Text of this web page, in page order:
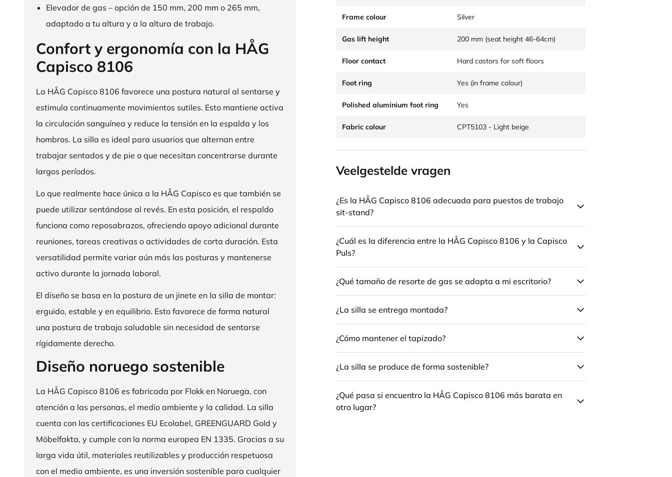
Elevador de gas – opción de 150 mm, 200 mm o 265 mm,
adaptado a tu altura y a la altura de trabajo.
Confort y ergonomía con la HÅG
Capisco 8106
La HÅG Capisco 8106 favorece una postura natural al sentarse y
estimula continuamente movimientos sutiles. Esto mantiene activa
la circulación sanguínea y reduce la tensión en la espalda y los
hombros. La silla es ideal para usuarios que alternan entre
trabajar sentados y de pie o que necesitan concentrarse durante
largos períodos.
Lo que realmente hace única a la HÅG Capisco es que también se
puede utilizar sentándose al revés. En esta posición, el respaldo
funciona como reposabrazos, ofreciendo apoyo adicional durante
reuniones, tareas creativas o actividades de corta duración. Esta
versatilidad permite variar aún más las posturas y mantenerse
activo durante la jornada laboral.
El diseño se basa en la postura de un jinete en la silla de montar:
erguido, estable y en equilibrio. Esto favorece de forma natural
una postura de trabajo saludable sin necesidad de sentarse
rígidamente derecho.
Diseño noruego sostenible
La HÅG Capisco 8106 es fabricada por Flokk en Noruega, con
atención a las personas, el medio ambiente y la calidad. La silla
cuenta con las certificaciones EU Ecolabel, GREENGUARD Gold y
Möbelfakta, y cumple con la norma europea EN 1335. Gracias a su
larga vida útil, materiales reutilizables y producción respetuosa
con el medio ambiente, es una inversión sostenible para cualquier
Frame colour Silver
Gas lift height 200 mm (seat height 46-64cm)
Floor contact Hard castors for soft floors
Foot ring Yes (in frame colour)
Polished aluminium foot ring Yes
Fabric colour CPT5103 - Light beige
Veelgestelde vragen
¿Es la HÅG Capisco 8106 adecuada para puestos de trabajo
sit-stand?
¿Cuál es la diferencia entre la HÅG Capisco 8106 y la Capisco
Puls?
¿Qué tamaño de resorte de gas se adapta a mi escritorio?
¿La silla se entrega montada?
¿Cómo mantener el tapizado?
¿La silla se produce de forma sostenible?
¿Qué pasa si encuentro la HÅG Capisco 8106 más barata en
otro lugar?